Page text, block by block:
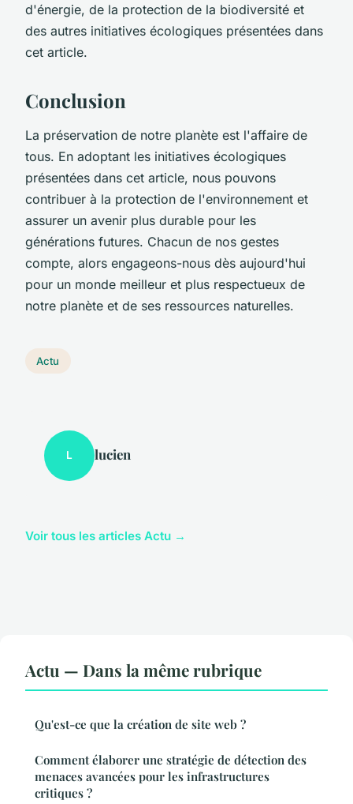
d'énergie, de la protection de la biodiversité et
des autres initiatives écologiques présentées dans
cet article.
Conclusion
La préservation de notre planète est l'affaire de
tous. En adoptant les initiatives écologiques
présentées dans cet article, nous pouvons
contribuer à la protection de l'environnement et
assurer un avenir plus durable pour les
générations futures. Chacun de nos gestes
compte, alors engageons-nous dès aujourd'hui
pour un monde meilleur et plus respectueux de
notre planète et de ses ressources naturelles.
Actu
L lucien
Voir tous les articles Actu →
Actu — Dans la même rubrique
Qu'est-ce que la création de site web ?
Comment élaborer une stratégie de détection des
menaces avancées pour les infrastructures
critiques ?